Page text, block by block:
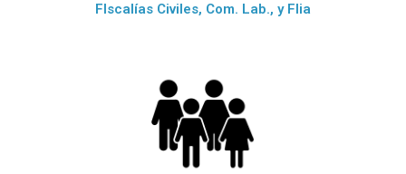
FIscalías Civiles, Com. Lab., y Flia